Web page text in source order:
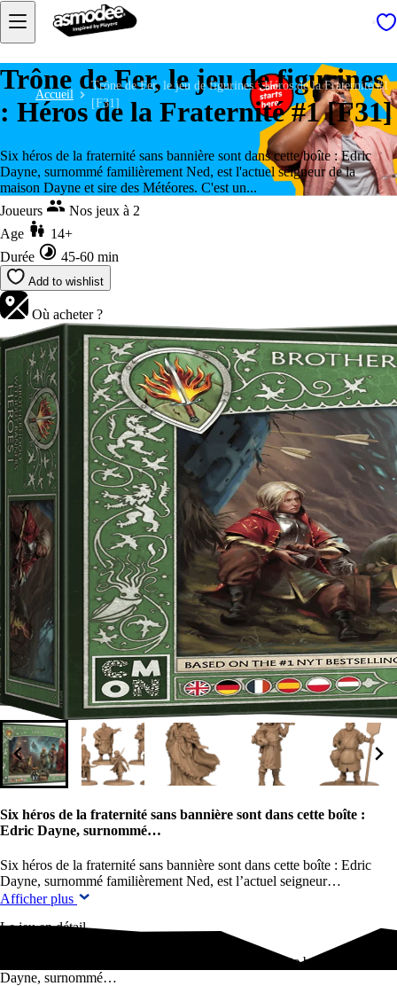
Accueil
Trône de Fer, le jeu de figurines : Héros de la Fraternité #1
[F31]
Trône de Fer, le jeu de figurines
: Héros de la Fraternité #1 [F31]
Six héros de la fraternité sans bannière sont dans cette boîte : Edric
Dayne, surnommé familièrement Ned, est l'actuel seigneur de la
maison Dayne et sire des Météores. C'est un...
Joueurs
Nos jeux à 2
Age
14+
Durée
45-60 min
Add to wishlist
Où acheter ?
Six héros de la fraternité sans bannière sont dans cette boîte :
Edric Dayne, surnommé…
Six héros de la fraternité sans bannière sont dans cette boîte : Edric
Dayne, surnommé familièrement Ned, est l’actuel seigneur…
Afficher plus
Le jeu en détail
Six héros de la fraternité sans bannière sont dans cette boîte : Edric
Dayne, surnommé…